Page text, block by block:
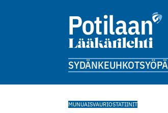
SYDÄNKEUHKOTSYÖPÄ
MUNUAISVAURIOSTATIINIT